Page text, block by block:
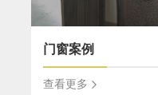
门窗案例
查看更多